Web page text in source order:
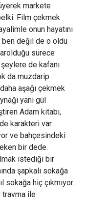
markete
Film çekmek
onun hayatını
ben değil de o oldu
sürece
de kafanı
da muzdarip
aşağı çekmek
yani gül
Adam kitabı,
karakteri var.
ve bahçesindeki
bir dede.
istediği bir
şapkalı sokağa
sokağa hiç çıkmıyor.
travma ile